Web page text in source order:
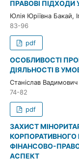
ПРАВОВІ ПІДХОДИ
Юлія Юріївна Бакай,
83-96
pdf
ОСОБЛИВОСТІ
ДІЯЛЬНОСТІ В
Станіслав
74-82
pdf
ЗАХИСТ
КОРПОРАТИВНОГО
ФІНАНСОВО-
АСПЕКТ